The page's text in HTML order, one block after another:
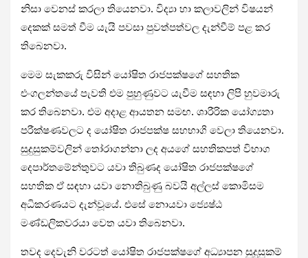
නිසා වෙනස් කරලා තියෙනවා. විද්‍යා හා කලාවලින් විෂයන්
දෙකක් සමත් වීම යැයි පවසා පුවත්පත්වල දැන්වීම් පළ කර
තිබෙනවා.
මෙම සැකකරු විසින් යෝෂිත රාජපක්ෂගේ සහතික
එංගලන්තයේ පැවති එම පුහුණුවට යැවීම සඳහා ලිපි හුවමාරු
කර තිබෙනවා. එම අදාළ ආයතන සමඟ. ශාරීරික යෝග්‍යතා
පරීක්ෂණවලට ද යෝෂිත රාජපක්ෂ සහභාගි වෙලා තියෙනවා.
සුදුසුකම්වලින් තෝරාගන්නා ලද අයගේ සහතිකපත් විභාග
දෙපාර්තමේන්තුවට යවා තිබුණද යෝෂිත රාජපක්ෂගේ
සහතික ඒ සඳහා යවා නොතිබුණු බවයි අල්ලස් කොමිසම
අධිකරණයට දැන්වූයේ. එසේ නොයවා ජ්‍යෙෂ්ඨ
මණ්ඩලිකවරයා වෙත යවා තිබෙනවා.
තවද දෙවැනි වරටත් යෝෂිත රාජපක්ෂගේ අධ්‍යාපන සුදුසුකම්